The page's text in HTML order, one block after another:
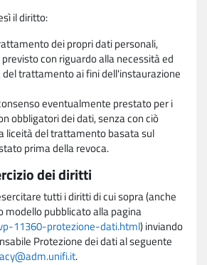
il diritto:
dei propri dati personali,
con riguardo alla necessità ed
trattamento ai fini dell'instaurazione
eventualmente prestato per i
obbligatori dei dati, senza con ciò
liceità del trattamento basata sul
prima della revoca.
dei diritti
tutti i diritti di cui sopra (anche
modello pubblicato alla pagina
11360-protezione-dati.html) inviando
Protezione dei dati al seguente
.